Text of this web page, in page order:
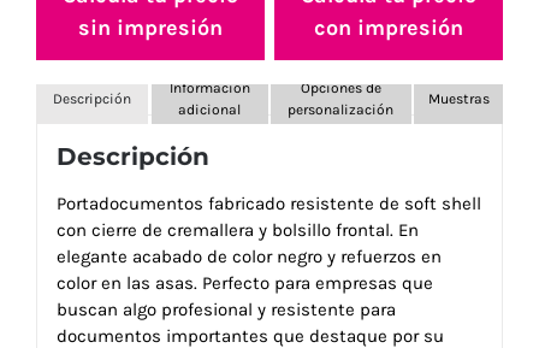
sin impresión
con impresión
Descripción
Información
adicional
Opciones de
personalización
Muestras
Descripción
Portadocumentos fabricado resistente de soft shell
con cierre de cremallera y bolsillo frontal. En
elegante acabado de color negro y refuerzos en
color en las asas. Perfecto para empresas que
buscan algo profesional y resistente para
documentos importantes que destaque por su